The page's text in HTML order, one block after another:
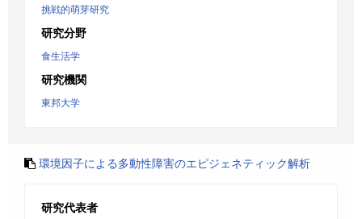
挑戦的萌芽研究
研究分野
食生活学
研究機関
東邦大学
環境因子による多動性障害のエピジェネティック解析
研究代表者